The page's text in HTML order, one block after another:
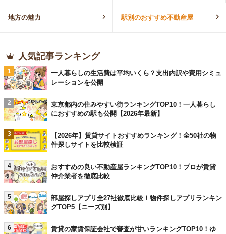
地方の魅力 駅別のおすすめ不動産屋
人気記事ランキング
1
一人暮らしの生活費は平均いくら？支出内訳や費用シミュ
レーションを公開
2
東京都内の住みやすい街ランキングTOP10！一人暮らし
におすすめの駅も公開【2026年最新】
3
【2026年】賃貸サイトおすすめランキング！全50社の物
件探しサイトを比較検証
4
おすすめの良い不動産屋ランキングTOP10！プロが賃貸
仲介業者を徹底比較
5
部屋探しアプリ全27社徹底比較！物件探しアプリランキン
グTOP5【ニーズ別】
6
賃貸の家賃保証会社で審査が甘いランキングTOP10！ゆ